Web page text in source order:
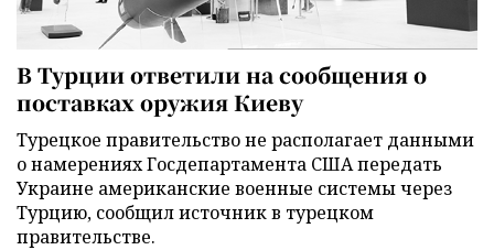
В Турции ответили на сообщения о
поставках оружия Киеву
Турецкое правительство не располагает данными
о намерениях Госдепартамента США передать
Украине американские военные системы через
Турцию, сообщил источник в турецком
правительстве.